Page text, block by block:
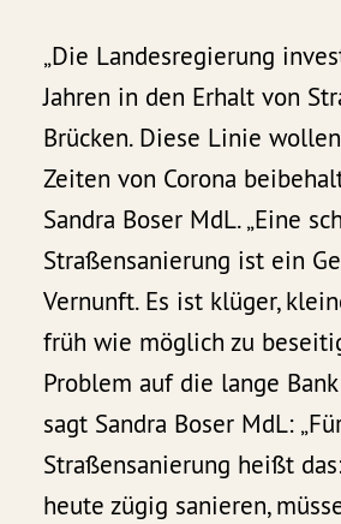
„Die Landesregierung
Jahren in den Erhalt von
Brücken. Diese Linie
Zeiten von Corona
Sandra Boser MdL. „Eine
Straßensanierung ist ein
Vernunft. Es ist klüger,
früh wie möglich zu
Problem auf die lange Bank
sagt Sandra Boser MdL:
Straßensanierung heißt
heute zügig sanieren,